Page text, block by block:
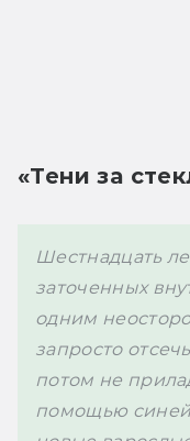
«Тени за
Шестнадцать
заточенных
одним
запросто
потом не
помощью синей